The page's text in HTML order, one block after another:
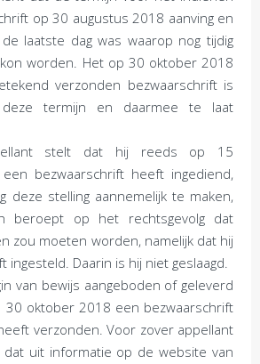
op 30 augustus 2018 aanving en
laatste dag was waarop nog tijdig
worden. Het op 30 oktober 2018
verzonden bezwaarschrift is
termijn en daarmee te laat
stelt dat hij reeds op 15
bezwaarschrift heeft ingediend,
deze stelling aannemelijk te maken,
beroept op het rechtsgevolg dat
zou moeten worden, namelijk dat hij
ingesteld. Daarin is hij niet geslaagd.
van bewijs aangeboden of geleverd
oktober 2018 een bezwaarschrift
verzonden. Voor zover appellant
dat uit informatie op de website van